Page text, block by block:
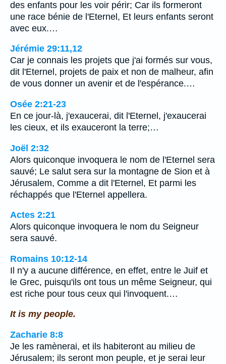
des enfants pour les voir périr; Car ils formeront
une race bénie de l'Eternel, Et leurs enfants seront
avec eux.…
Jérémie 29:11,12
Car je connais les projets que j'ai formés sur vous,
dit l'Eternel, projets de paix et non de malheur, afin
de vous donner un avenir et de l'espérance.…
Osée 2:21-23
En ce jour-là, j'exaucerai, dit l'Eternel, j'exaucerai
les cieux, et ils exauceront la terre;…
Joël 2:32
Alors quiconque invoquera le nom de l'Eternel sera
sauvé; Le salut sera sur la montagne de Sion et à
Jérusalem, Comme a dit l'Eternel, Et parmi les
réchappés que l'Eternel appellera.
Actes 2:21
Alors quiconque invoquera le nom du Seigneur
sera sauvé.
Romains 10:12-14
Il n'y a aucune différence, en effet, entre le Juif et
le Grec, puisqu'ils ont tous un même Seigneur, qui
est riche pour tous ceux qui l'invoquent.…
It is my people.
Zacharie 8:8
Je les ramènerai, et ils habiteront au milieu de
Jérusalem; ils seront mon peuple, et je serai leur